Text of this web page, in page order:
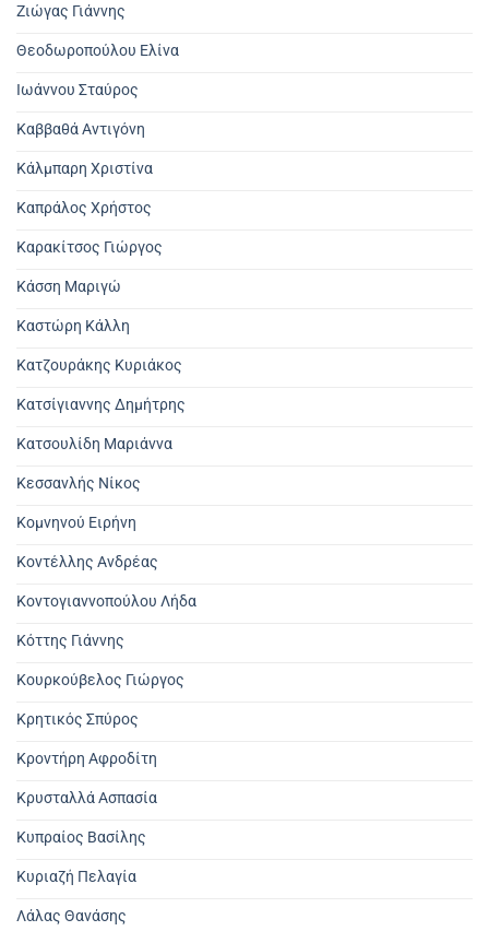
Ζιώγας Γιάννης
Θεοδωροπούλου Ελίνα
Ιωάννου Σταύρος
Καββαθά Αντιγόνη
Κάλμπαρη Χριστίνα
Καπράλος Χρήστος
Καρακίτσος Γιώργος
Κάσση Μαριγώ
Καστώρη Κάλλη
Κατζουράκης Κυριάκος
Κατσίγιαννης Δημήτρης
Κατσουλίδη Μαριάννα
Κεσσανλής Νίκος
Κομνηνού Ειρήνη
Κοντέλλης Ανδρέας
Κοντογιαννοπούλου Λήδα
Κόττης Γιάννης
Κουρκούβελος Γιώργος
Κρητικός Σπύρος
Κροντήρη Αφροδίτη
Κρυσταλλά Ασπασία
Κυπραίος Βασίλης
Κυριαζή Πελαγία
Λάλας Θανάσης